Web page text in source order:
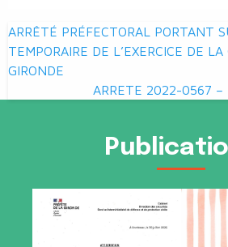
Navigation
de
l’article
ARRÊTÉ PRÉFECTORAL PORTANT
TEMPORAIRE DE L’EXERCICE DE LA
GIRONDE
ARRETE 2022-0567 –